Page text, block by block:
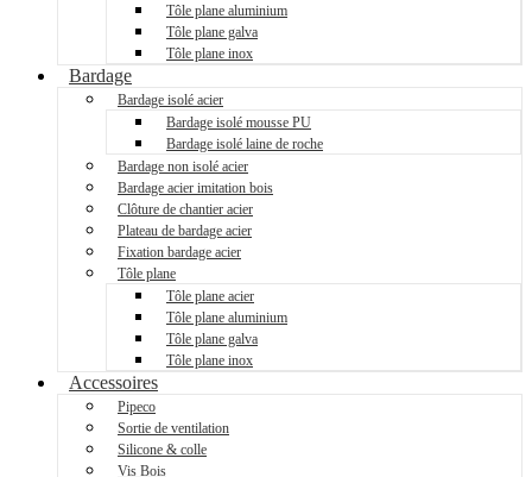
Tôle plane aluminium
Tôle plane galva
Tôle plane inox
Bardage
Bardage isolé acier
Bardage isolé mousse PU
Bardage isolé laine de roche
Bardage non isolé acier
Bardage acier imitation bois
Clôture de chantier acier
Plateau de bardage acier
Fixation bardage acier
Tôle plane
Tôle plane acier
Tôle plane aluminium
Tôle plane galva
Tôle plane inox
Accessoires
Pipeco
Sortie de ventilation
Silicone & colle
Vis Bois